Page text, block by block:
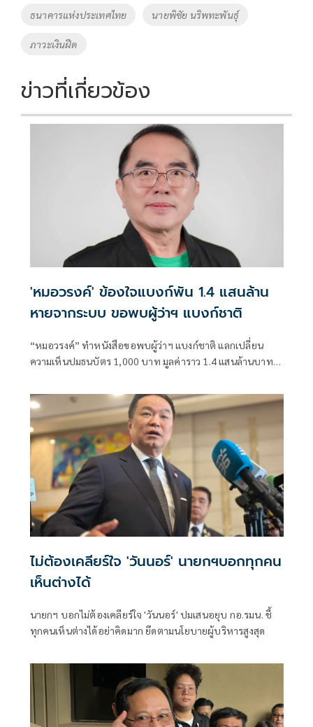
k k
ธนาคารแห่งประเทศไทย นายพิชัย นริพทะพันธุ์
ภาวะเงินฝืด
ข่าวที่เกี่ยวข้อง
'หมอวรงค์' ข้องใจแบงก์พัน 1.4 แสนล้าน
หายจากระบบ ขอพบผู้ว่าฯ แบงก์ชาติ
“หมอวรงค์” ทำหนังสือขอพบผู้ว่าฯ แบงก์ชาติ แลกเปลี่ยน
ความเห็นปมธนบัตร 1,000 บาท มูลค่าราว 1.4 แสนล้านบาทไม่
คอร์รัปชันและธุรกิจทุนเทา พร้อมหาทางออกต่อปัญหาดัง
กล่าว
ไม่ต้องเคลียร์ใจ 'วันนอร์' นายกฯบอกทุกคน
เห็นต่างได้
นายกฯ บอกไม่ต้องเคลียร์ใจ 'วันนอร์' ปมเสนอยุบ กอ.รมน. ชี้
ทุกคนเห็นต่างได้อย่าคิดมาก ยึดตามนโยบายผู้บริหารสูงสุด